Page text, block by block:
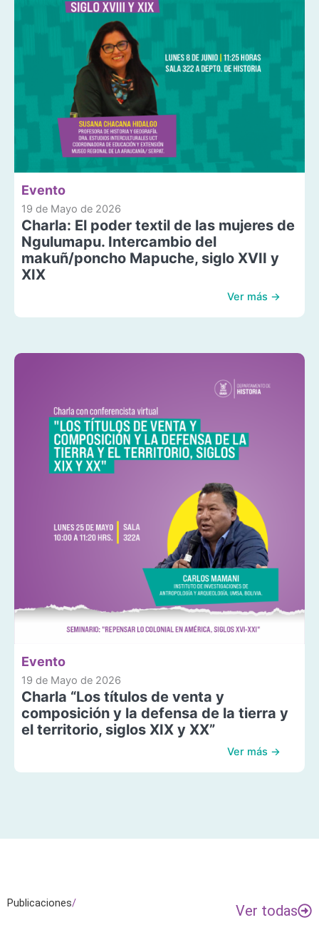
Evento
19 de Mayo de 2026
Charla: El poder textil de las mujeres de
Ngulumapu. Intercambio del
makuñ/poncho Mapuche, siglo XVII y
XIX
Ver más →
Evento
19 de Mayo de 2026
Charla “Los títulos de venta y
composición y la defensa de la tierra y
el territorio, siglos XIX y XX”
Ver más →
Publicaciones/ Ver todas